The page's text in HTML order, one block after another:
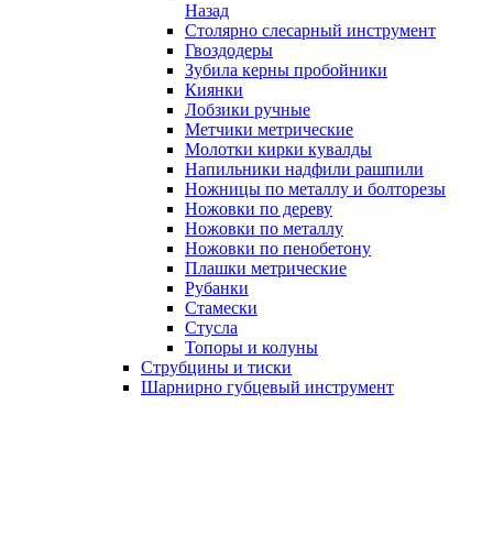
Назад
Столярно слесарный инструмент
Гвоздодеры
Зубила керны пробойники
Киянки
Лобзики ручные
Метчики метрические
Молотки кирки кувалды
Напильники надфили рашпили
Ножницы по металлу и болторезы
Ножовки по дереву
Ножовки по металлу
Ножовки по пенобетону
Плашки метрические
Рубанки
Стамески
Стусла
Топоры и колуны
Струбцины и тиски
Шарнирно губцевый инструмент